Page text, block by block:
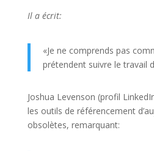
Il a écrit:
«Je ne comprends pas
prétendent suivre le travail
Joshua Levenson (profil
les outils de référencement
obsolètes, remarquant: